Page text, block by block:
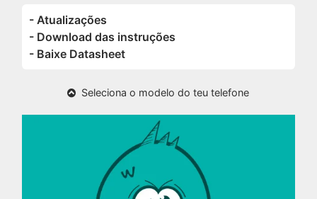
- Atualizações
- Download das instruções
- Baixe Datasheet
Seleciona o modelo do teu telefone